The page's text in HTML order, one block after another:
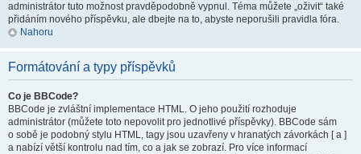
administrátor tuto možnost pravděpodobně vypnul. Téma můžete „oživit“ také
přidáním nového příspěvku, ale dbejte na to, abyste neporušili pravidla fóra.
Nahoru
Formátování a typy příspěvků
Co je BBCode?
BBCode je zvláštní implementace HTML. O jeho použití rozhoduje
administrátor (můžete toto nepovolit pro jednotlivé příspěvky). BBCode sám
o sobě je podobný stylu HTML, tagy jsou uzavřeny v hranatých závorkách [ a ]
a nabízí větší kontrolu nad tím, co a jak se zobrazí. Pro více informací